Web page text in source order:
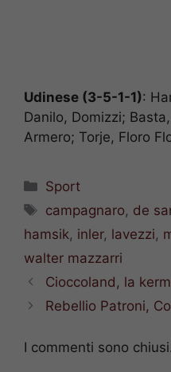
Udinese (3-5-1-1):
Danilo, Domizzi;
Armero; Torje, Floro
Categorie
Sport
Tag
campagnaro, de
hamsik, inler, lavezzi,
walter mazzarri
Cioccoland, la
Rebellio Patroni,
I commenti sono chiusi.